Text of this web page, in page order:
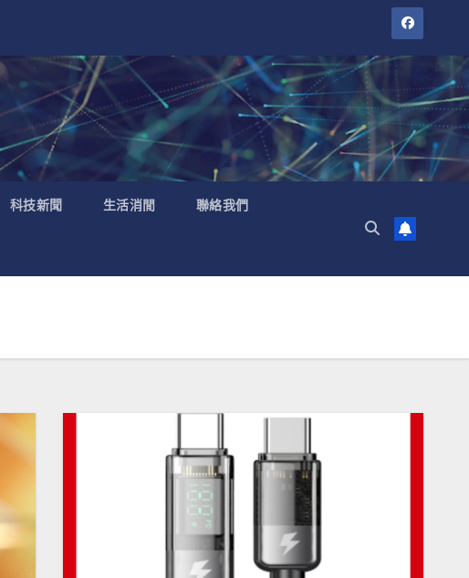
科技新聞 生活消閒 聯絡我們